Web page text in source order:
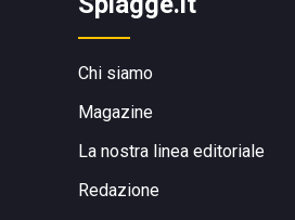
Chi siamo
Magazine
La nostra linea editoriale
Redazione